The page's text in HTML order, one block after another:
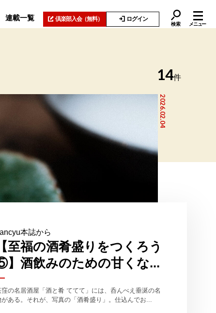
連載一覧 倶楽部入会（無料） ログイン
検索 メニュー
14件
2026.02.04
本誌から
【至福の酒肴盛りをつくろう
酒飲みのための甘くな...
窪の名居酒屋「酒と肴 ててて」には、呑んべえ垂涎の名
がある。それが、写真の「酒肴盛り」。仕込んでお...